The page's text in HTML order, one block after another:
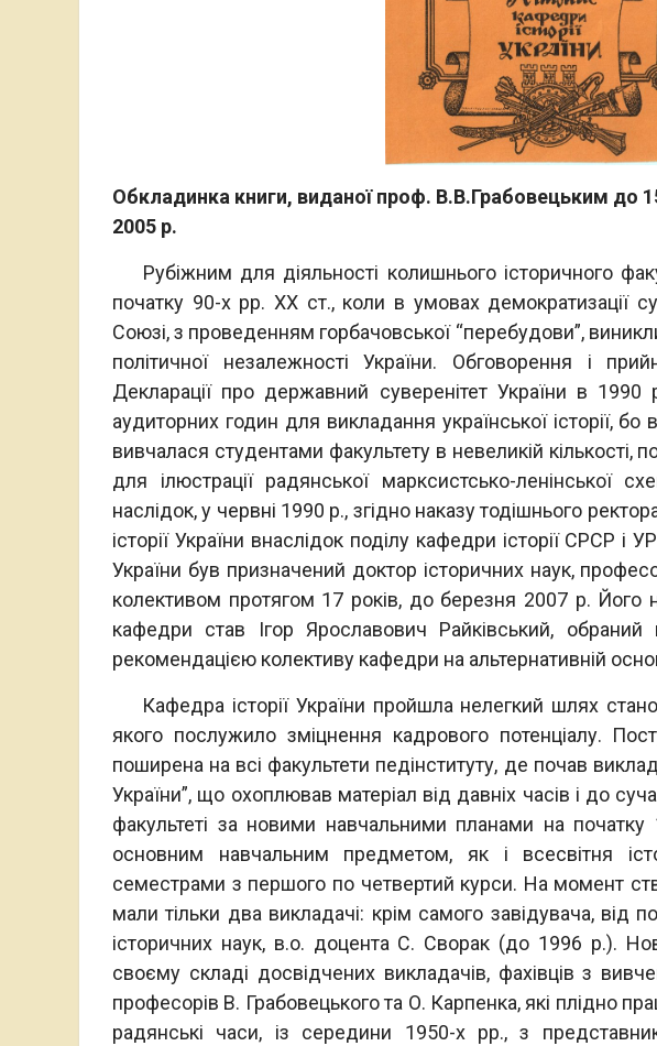
Обкладинка книги, виданої проф. В.В.Грабовецьким до
2005 р.
Рубіжним для діяльності колишнього історичного
початку 90-х рр. ХХ ст., коли в умовах демократизації
Союзі, з проведенням горбачовської “перебудови”,
політичної незалежності України. Обговорення і
Декларації про державний суверенітет України в
аудиторних годин для викладання української історії,
вивчалася студентами факультету в невеликій кількості,
для ілюстрації радянської марксистсько-ленінської
наслідок, у червні 1990 р., згідно наказу тодішнього
історії України внаслідок поділу кафедри історії СРСР і
України був призначений доктор історичних наук,
колективом протягом 17 років, до березня 2007 р. Його
кафедри став Ігор Ярославович Райківський,
рекомендацією колективу кафедри на альтернативній
Кафедра історії України пройшла нелегкий шлях
якого послужило зміцнення кадрового потенціалу.
поширена на всі факультети педінституту, де почав
України”, що охоплював матеріал від давніх часів і до
факультеті за новими навчальними планами на початку
основним навчальним предметом, як і всесвітня
семестрами з першого по четвертий курси. На момент
мали тільки два викладачі: крім самого завідувача, від
історичних наук, в.о. доцента С. Сворак (до 1996 р.).
своєму складі досвідчених викладачів, фахівців з
професорів В. Грабовецького та О. Карпенка, які плідно
радянські часи, із середини 1950-х рр., з